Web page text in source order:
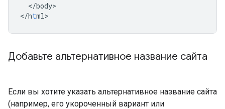
</body>
</html>
Добавьте альтернативное название сайта
Если вы хотите указать альтернативное название сайта
(например, его укороченный вариант или